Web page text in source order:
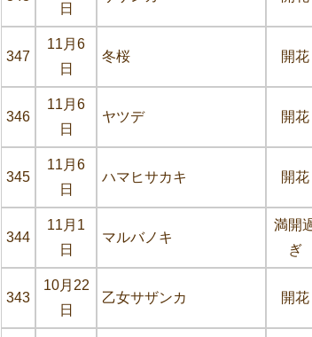
日
347
11月6
日
冬桜 開花
346
11月6
日
ヤツデ 開花
345
11月6
日
ハマヒサカキ 開花
344
11月1
日
マルバノキ
満開
ぎ
343
10月22
日
乙女サザンカ 開花